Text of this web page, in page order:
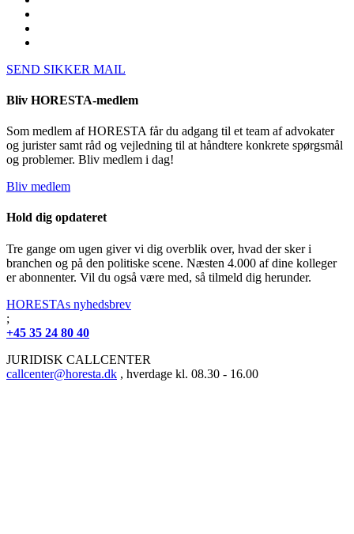
SEND SIKKER MAIL
Bliv HORESTA-medlem
Som medlem af HORESTA får du adgang til et team af advokater
og jurister samt råd og vejledning til at håndtere konkrete spørgsmål
og problemer. Bliv medlem i dag!
Bliv medlem
Hold dig opdateret
Tre gange om ugen giver vi dig overblik over, hvad der sker i
branchen og på den politiske scene. Næsten 4.000 af dine kolleger
er abonnenter. Vil du også være med, så tilmeld dig herunder.
HORESTAs nyhedsbrev
;
+45 35 24 80 40
JURIDISK CALLCENTER
callcenter@horesta.dk , hverdage kl. 08.30 - 16.00